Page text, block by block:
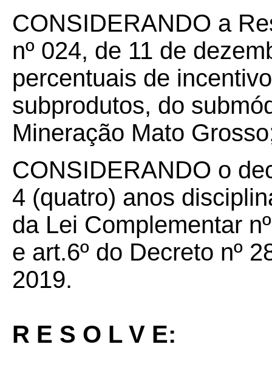
CONSIDERANDO a
nº 024, de 11 de
percentuais de
subprodutos, do
Mineração Mato
CONSIDERANDO o
4 (quatro) anos
da Lei Complementar
e art.6º do Decreto nº
2019.
R E S O L V E: